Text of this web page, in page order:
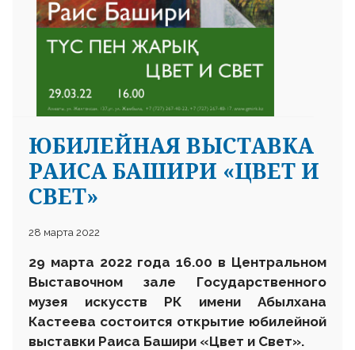
ЮБИЛЕЙНАЯ ВЫСТАВКА
РАИСА БАШИРИ «ЦВЕТ И
СВЕТ»
28 марта 2022
29 марта 2022 года 16.00 в Центральном
Выставочном зале Государственного
музея искусств РК имени Абылхана
Кастеева состоится открытие юбилейной
выставки Раиса Башири «Цвет и Свет».